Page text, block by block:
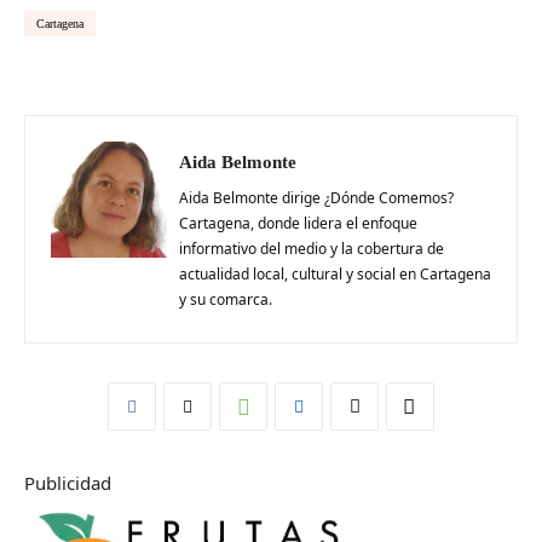
Cartagena
Aida Belmonte
Aida Belmonte dirige ¿Dónde Comemos?
Cartagena, donde lidera el enfoque
informativo del medio y la cobertura de
actualidad local, cultural y social en Cartagena
y su comarca.
Publicidad